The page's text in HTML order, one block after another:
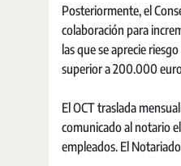
Posteriormente, el
colaboración para
las que se aprecie
superior a 200.000
El OCT traslada
comunicado al notario
empleados. El